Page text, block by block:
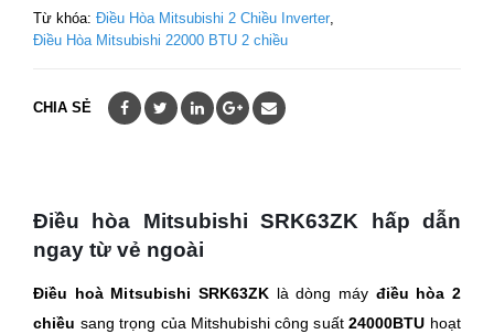
Từ khóa: Điều Hòa Mitsubishi 2 Chiều Inverter
Điều Hòa Mitsubishi 22000 BTU 2 chiều
CHIA SẺ
Điều hòa Mitsubishi SRK63ZK hấp dẫn
ngay từ vẻ ngoài
Điều hoà Mitsubishi SRK63ZK là dòng máy điều hòa 2
chiều sang trọng của Mitshubishi công suất 24000BTU hoạt